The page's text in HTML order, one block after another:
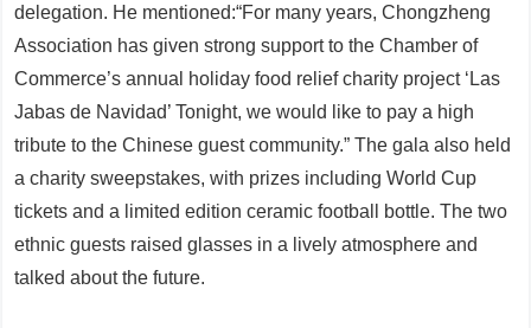
delegation. He mentioned:“For many years, Chongzheng
Association has given strong support to the Chamber of
Commerce’s annual holiday food relief charity project ‘Las
Jabas de Navidad’ Tonight, we would like to pay a high
tribute to the Chinese guest community.” The gala also held
a charity sweepstakes, with prizes including World Cup
tickets and a limited edition ceramic football bottle. The two
ethnic guests raised glasses in a lively atmosphere and
talked about the future.